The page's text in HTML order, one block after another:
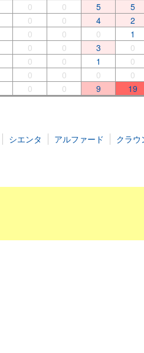
0 0 5 5
0 0 4 2
0 0 0 1
0 0 3 0
0 0 1 0
0 0 0 0
0 0 9 19
シエンタ アルファード クラウ